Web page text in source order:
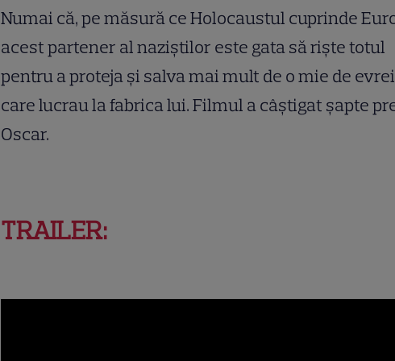
Numai că, pe măsură ce Holocaustul cuprinde
acest partener al naziştilor este gata să rişte totul
pentru a proteja şi salva mai mult de o mie de
care lucrau la fabrica lui. Filmul a câștigat șapte
Oscar.
TRAILER: